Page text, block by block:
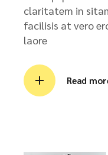
claritatem in
facilisis at vero
laore
Read